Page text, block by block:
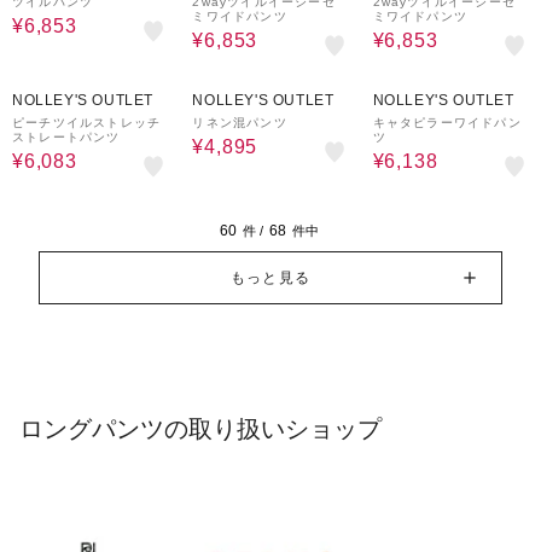
¥6,853
ミワイドパンツ
¥6,853
ミワイドパンツ
¥6,853
NOLLEY'S OUTLET
ピーチツイルストレッチ
ストレートパンツ
¥6,083
NOLLEY'S OUTLET
リネン混パンツ
¥4,895
NOLLEY'S OUTLET
キャタピラーワイドパン
ツ
¥6,138
60 件 / 68 件中
もっと見る
ロングパンツの取り扱いショップ